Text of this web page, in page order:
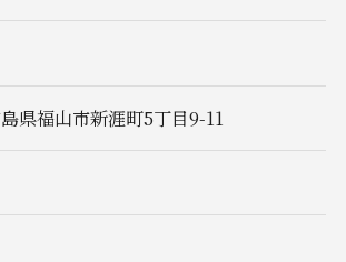
県福山市新涯町5丁目9-11